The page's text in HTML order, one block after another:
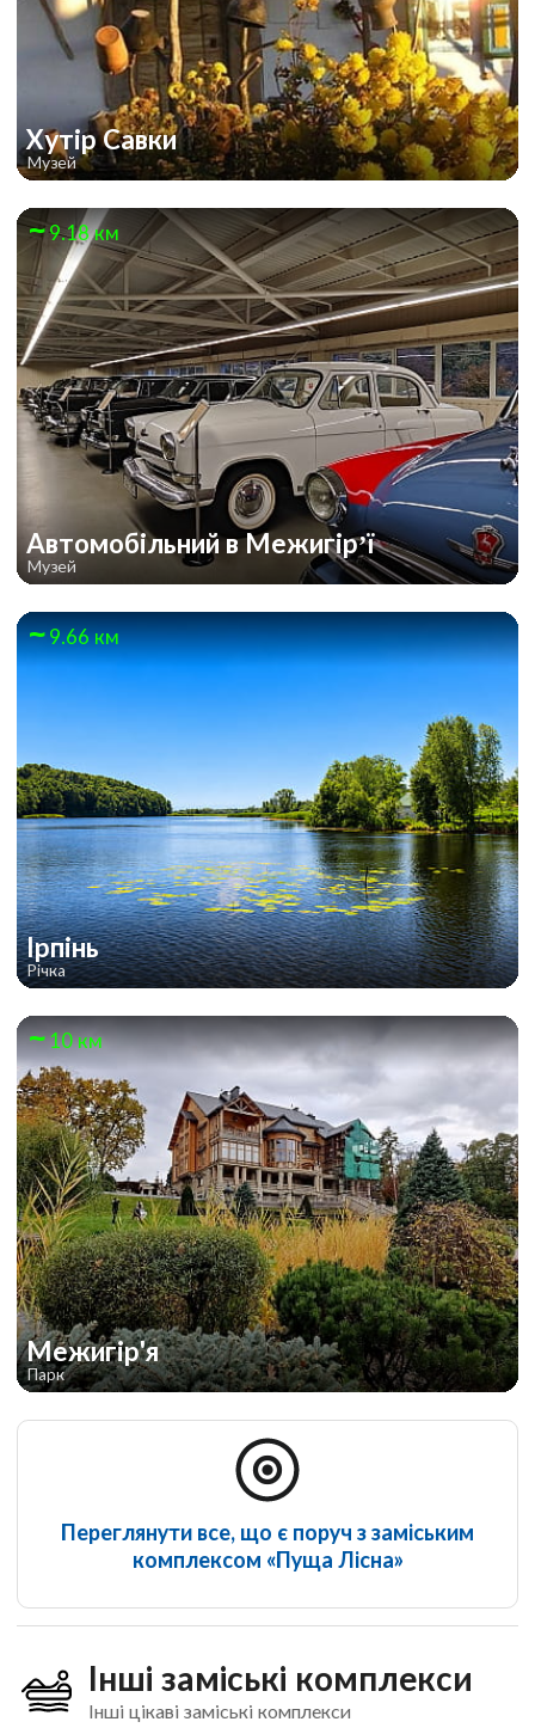
Хутір Савки
Музей
9.18 км
Автомобільний в Межигір’ї
Музей
9.66 км
Ірпінь
Річка
10 км
Межигір'я
Парк
Переглянути все, що є поруч з заміським
комплексом «Пуща Лісна»
Інші заміські комплекси
Інші цікаві заміські комплекси